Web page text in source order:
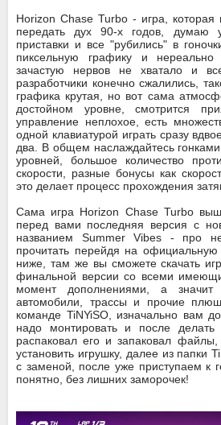
Horizon Chase Turbo - игра, которая
передать дух 90-х годов, думаю
приставки и все "рубились" в
пиксельную графику и нереально
зачастую нервов не хватало и
разработчики конечно сжалились,
графика крутая, но вот сама
достойном уровне, смотрится
управление неплохое, есть
одной клавиатурой играть сразу
два. В общем наслаждайтесь
уровней, большое количество
скорости, разные бонусы как
это делает процесс прохождения
Сама игра Horizon Chase Turbo
перед вами последняя версия с
названием Summer Vibes - про
прочитать перейдя на официальную
ниже, там же вы сможете скачать
финальной версии со всеми
момент дополнениями, а
автомобили, трассы и прочие
команде TiNYiSO, изначально вам
надо монтировать и после
распаковал его и запаковал
установить игрушку, далее из папки
с заменой, после уже приступаем к
понятно, без лишних заморочек!